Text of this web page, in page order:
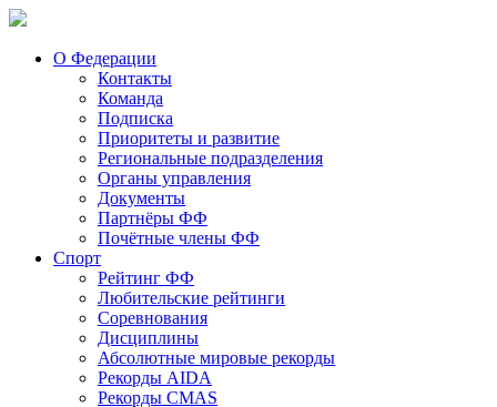
О Федерации
Контакты
Команда
Подписка
Приоритеты и развитие
Региональные подразделения
Органы управления
Документы
Партнёры ФФ
Почётные члены ФФ
Спорт
Рейтинг ФФ
Любительские рейтинги
Соревнования
Дисциплины
Абсолютные мировые рекорды
Рекорды AIDA
Рекорды CMAS